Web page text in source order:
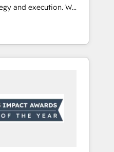
and execution. We
the GTM
your leadership
predictable
debt setup
7 HubSpot